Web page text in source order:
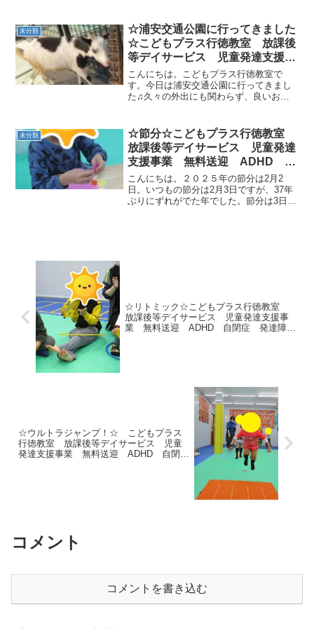
にはいろいろなブロックがありますがい
ただいたものはかなり大き...
未分類
☆浦安交通公園に行ってきました
☆こどもプラス行徳教室 放課後
等デイサービス 児童発達支援事
業 無料送迎 ADHD 発達障
害 運動療育 行徳 南行徳 市
川市 浦安市 葛西
こんにちは。こどもプラス行徳教室で
す。今日は浦安交通公園に行ってきまし
た♫久々の外出にも関わらず、良いお天
とができました♥♥ モルモットを触るのが
怖いらしく、ビ...
未分類
☆節分☆こどもプラス行徳教室
放課後等デイサービス 児童発達
支援事業 無料送迎 ADHD 自
閉症 発達障がい 運動遊び
こんにちは。２０２５年の節分は2月2
日。いつもの節分は2月3日ですが、37年
ぶりにずれがでた年でした。節分は3日と
☆リトミック☆こどもプラス行徳教室
放課後等デイサービス 児童発達支援事
業 無料送迎 ADHD 自閉症 発達障が
☆ウルトラジャンプ！☆ こどもプラス
行徳教室 放課後等デイサービス 児童
発達支援事業 無料送迎 ADHD 自閉
コメント
コメントを書き込む